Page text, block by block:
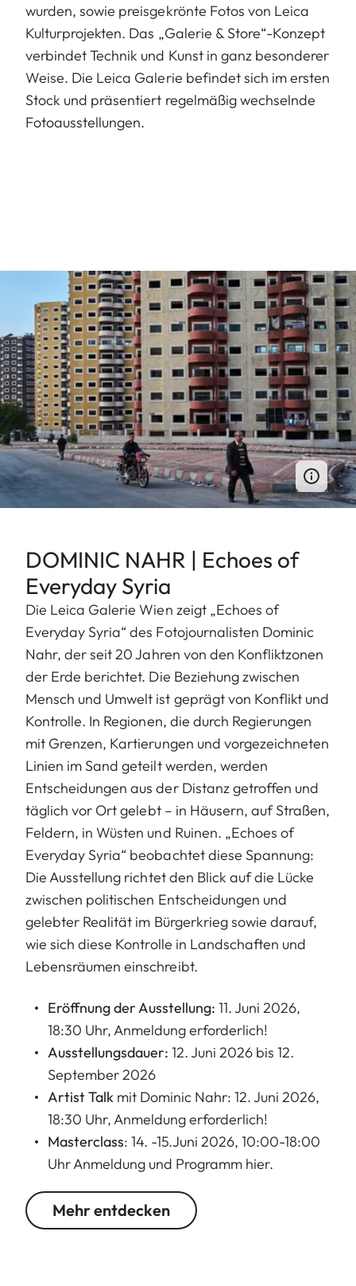
wurden, sowie preisgekrönte Fotos von Leica
Kulturprojekten. Das „Galerie & Store“-Konzept
verbindet Technik und Kunst in ganz besonderer
Weise. Die Leica Galerie befindet sich im ersten
Stock und präsentiert regelmäßig wechselnde
Fotoausstellungen.
DOMINIC NAHR | Echoes of
Everyday Syria
Die Leica Galerie Wien zeigt „Echoes of
Everyday Syria“ des Fotojournalisten Dominic
Nahr, der seit 20 Jahren von den Konfliktzonen
der Erde berichtet. Die Beziehung zwischen
Mensch und Umwelt ist geprägt von Konflikt und
Kontrolle. In Regionen, die durch Regierungen
mit Grenzen, Kartierungen und vorgezeichneten
Linien im Sand geteilt werden, werden
Entscheidungen aus der Distanz getroffen und
täglich vor Ort gelebt – in Häusern, auf Straßen,
Feldern, in Wüsten und Ruinen. „Echoes of
Everyday Syria“ beobachtet diese Spannung:
Die Ausstellung richtet den Blick auf die Lücke
zwischen politischen Entscheidungen und
gelebter Realität im Bürgerkrieg sowie darauf,
wie sich diese Kontrolle in Landschaften und
Lebensräumen einschreibt.
Eröffnung der Ausstellung: 11. Juni 2026,
18:30 Uhr, Anmeldungerforderlich!
Ausstellungsdauer: 12. Juni 2026 bis 12.
September 2026
Artist Talk mit Dominic Nahr: 12. Juni 2026,
18:30 Uhr, Anmeldungerforderlich!
Masterclass: 14. -15.Juni 2026, 10:00-18:00
Uhr Anmeldung und Programm hier.
Mehr entdecken